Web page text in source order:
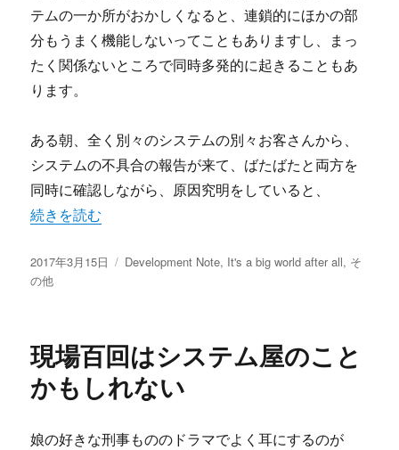
テムの一か所がおかしくなると、連鎖的にほかの部
分もうまく機能しないってこともありますし、まっ
たく関係ないところで同時多発的に起きることもあ
ります。
ある朝、全く別々のシステムの別々お客さんから、
システムの不具合の報告が来て、ばたばたと両方を
同時に確認しながら、原因究明をしていると、
“障害はいつもまとめてやってくる” の
続きを読む
投
稿
2017年3月15日
カ
Development Note, It's a big world after all, そ
の他
現場百回はシステム屋のこと
かもしれない
娘の好きな刑事もののドラマでよく耳にするのが